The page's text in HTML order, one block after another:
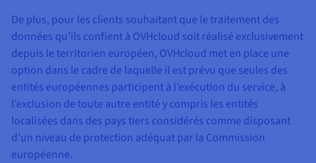
De plus, pour les clients souhaitant que le traitement des
données qu’ils confient à OVHcloud soit réalisé exclusivement
depuis le territorien européen, OVHcloud met en place une
option dans le cadre de laquelle il est prévu que seules des
entités européennes participent à l’exécution du service, à
l’exclusion de toute autre entité y compris les entités
localisées dans des pays tiers considérés comme disposant
d’un niveau de protection adéquat par la Commission
européenne.